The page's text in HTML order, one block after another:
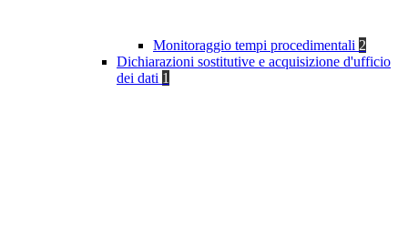
Monitoraggio tempi procedimentali 2
Dichiarazioni sostitutive e acquisizione d'ufficio
dei dati 1